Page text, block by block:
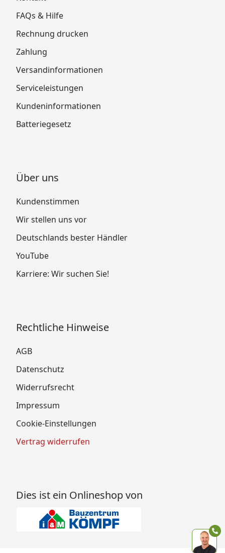
FAQs & Hilfe
Rechnung drucken
Zahlung
Versandinformationen
Serviceleistungen
Kundeninformationen
Batteriegesetz
Über uns
Kundenstimmen
Wir stellen uns vor
Deutschlands bester Händler
YouTube
Karriere: Wir suchen Sie!
Rechtliche Hinweise
AGB
Datenschutz
Widerrufsrecht
Impressum
Cookie-Einstellungen
Vertrag widerrufen
Dies ist ein Onlineshop von